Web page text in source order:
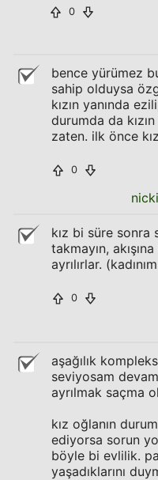
0
bence yürümez
sahip olduysa
kızın yanında
durumda da
zaten. ilk önce
0
kız bi süre sonra
takmayın,
ayrılırlar.
0
aşağılık
seviyosam
ayrılmak saçma
kız oğlanın
ediyorsa sorun
böyle bi evlilik.
yaşadıklarını